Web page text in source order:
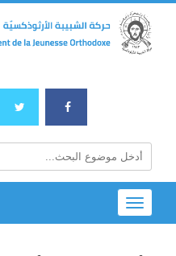
Toggle
navigation